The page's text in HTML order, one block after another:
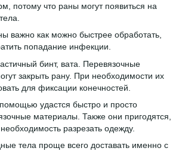
потому что раны могут появиться на
важно как можно быстрее обработать,
попадание инфекции.
бинт, вата. Перевязочные
закрыть рану. При необходимости их
для фиксации конечностей.
удастся быстро и просто
материалы. Также они пригодятся,
разрезать одежду.
тела проще всего доставать именно с